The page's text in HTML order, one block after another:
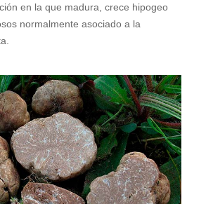
en la que madura, crece hipogeo
normalmente asociado a la